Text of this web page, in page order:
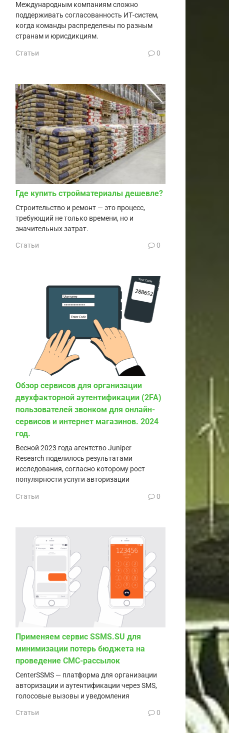
Международным компаниям сложно
поддерживать согласованность ИТ-систем,
когда команды распределены по разным
странам и юрисдикциям.
Статьи 0
Где купить стройматериалы дешевле?
Строительство и ремонт — это процесс,
требующий не только времени, но и
значительных затрат.
Статьи 0
Обзор сервисов для организации
двухфакторной аутентификации (2FA)
пользователей звонком для онлайн-
сервисов и интернет магазинов. 2024
год.
Весной 2023 года агентство Juniper
Research поделилось результатами
исследования, согласно которому рост
популярности услуги авторизации
Статьи 0
Применяем сервис SSMS.SU для
минимизации потерь бюджета на
проведение СМС-рассылок
CenterSSMS — платформа для организации
авторизации и аутентификации через SMS,
голосовые вызовы и уведомления
Статьи 0